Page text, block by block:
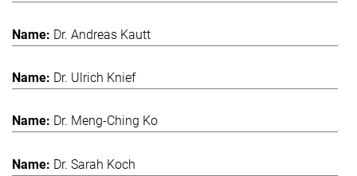
Dr. Andreas Kautt
Dr. Ulrich Knief
Dr. Meng-Ching Ko
Dr. Sarah Koch